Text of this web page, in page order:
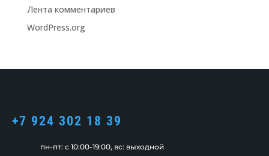
Лента комментариев
WordPress.org
+7 924 302 18 39
пн-пт: c 10:00-19:00, вс: выходной